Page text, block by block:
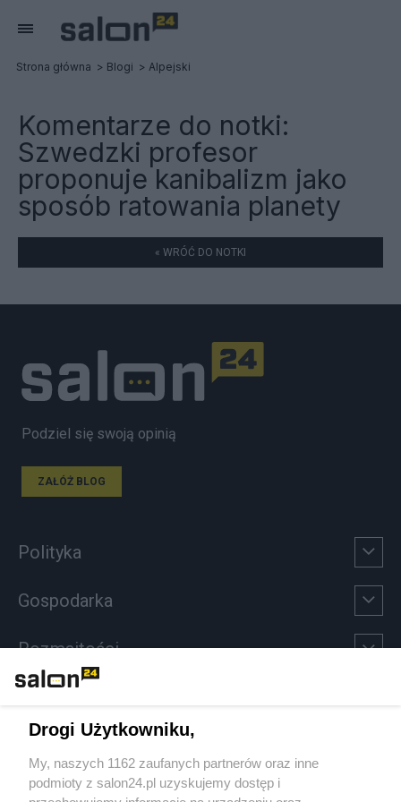
Strona główna Blogi Alpejski
Komentarze do notki:
Szwedzki profesor
proponuje kanibalizm jako
sposób ratowania planety
« WRÓĆ DO NOTKI
Podziel się swoją opinią
ZAŁÓŻ BLOG
Polityka
Gospodarka
Rozmaitości
Sport
Społeczeństwo
Drogi Użytkowniku,
My, naszych 1162 zaufanych partnerów oraz inne
podmioty z salon24.pl uzyskujemy dostęp i